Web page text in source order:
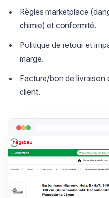
Règles marketplace
chimie) et conformité.
Politique de retour et
marge.
Facture/bon de livraison
client.